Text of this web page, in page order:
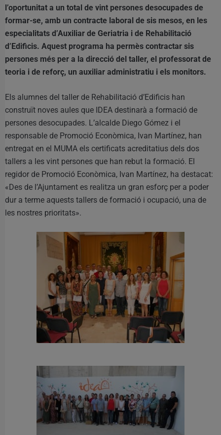
l’oportunitat a un total de vint persones desocupades de
formar-se, amb un contracte laboral de sis mesos, en les
especialitats d’Auxiliar de Geriatria i de Rehabilitació
d’Edificis. Aquest programa ha permès contractar sis
persones més per a la direcció del taller, el professorat de
teoria i de reforç, un auxiliar administratiu i els monitors.
Els alumnes del taller de Rehabilitació d’Edificis han
construït noves aules que IDEA destinarà a formació de
persones desocupades. L’alcalde Diego Gómez i el
responsable de Promoció Econòmica, Ivan Martínez, han
entregat en el MUMA els certificats acreditatius dels dos
tallers a les vint persones que han rebut la formació. El
regidor de Promoció Econòmica, Ivan Martínez, ha destacat:
«Des de l’Ajuntament es realitza un gran esforç per a poder
dur a terme aquests tallers de formació i ocupació, una de
les nostres prioritats».